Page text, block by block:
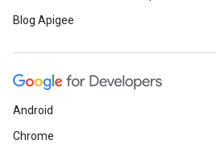
Blog Apigee
Android
Chrome